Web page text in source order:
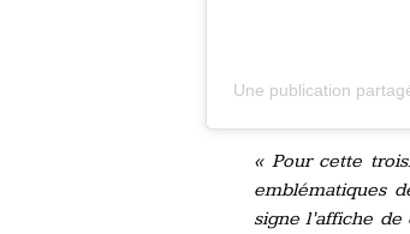
Une publication
« Pour cette
emblématiques
signe l’affiche